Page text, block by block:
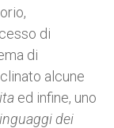
di
di
alcune
ed infine, uno
dei